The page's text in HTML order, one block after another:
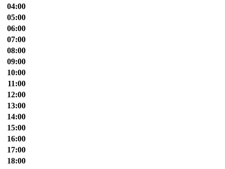
04:00
05:00
06:00
07:00
08:00
09:00
10:00
11:00
12:00
13:00
14:00
15:00
16:00
17:00
18:00